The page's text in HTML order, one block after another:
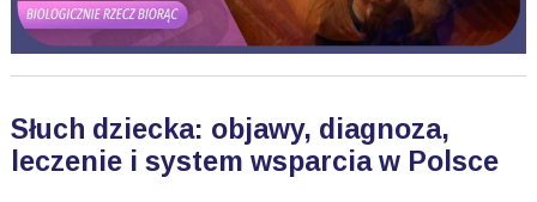
Słuch dziecka: objawy, diagnoza,
leczenie i system wsparcia w Polsce